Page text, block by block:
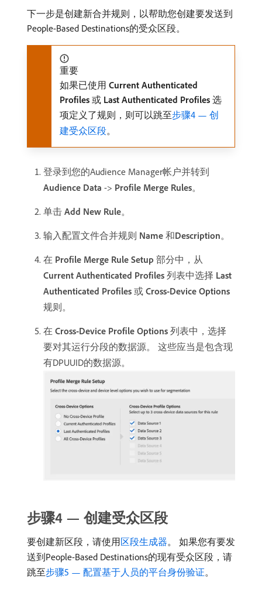
下一步是创建新合并规则，以帮助您创建要发送到
People-Based Destinations的受众区段。
重要
如果已使用​ Current Authenticated
Profiles ​或​ Last Authenticated Profiles ​选
项定义了规则，则可以跳至步骤4 — 创
建受众区段。
登录到您的Audience Manager帐户并转到​
Audience Data -> Profile Merge Rules。
单击 Add New Rule。
输入配置文件合并规则​ Name ​和​Description。
在​ Profile Merge Rule Setup ​部分中，从​
Current Authenticated Profiles ​列表中选择​ Last
Authenticated Profiles ​或​ Cross-Device Options
规则。
在​ Cross-Device Profile Options ​列表中，选择
要对其运行分段的数据源。 这些应当是包含现
有DPUUID的数据源。
步骤4 — 创建受众区段
要创建新区段，请使用区段生成器。 如果您有要发
送到People-Based Destinations的现有受众区段，请
跳至步骤5 — 配置基于人员的平台身份验证。